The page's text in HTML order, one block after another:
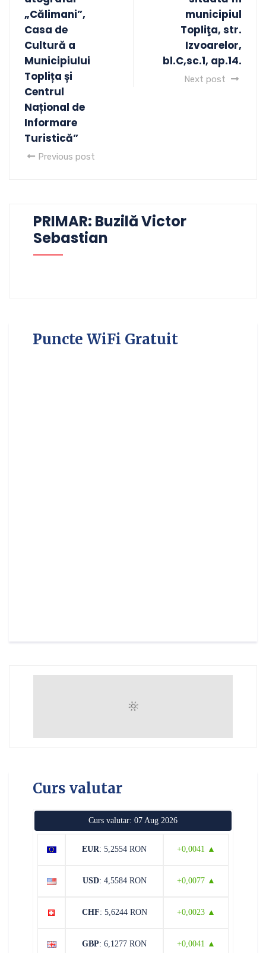
„Călimani”,
Casa de
Cultură a
Municipiului
Toplița și
Centrul
Național de
Informare
Turistică”
Previous post
municipiul
Topliţa, str.
Izvoarelor,
bl.C,sc.1, ap.14.
Next post
PRIMAR: Buzilă Victor
Sebastian
Puncte WiFi Gratuit
Curs valutar
Curs valutar: 07 Aug 2026
EUR: 5,2554 RON +0,0041 ▲
USD: 4,5584 RON +0,0077 ▲
CHF: 5,6244 RON +0,0023 ▲
GBP: 6,1277 RON +0,0041 ▲